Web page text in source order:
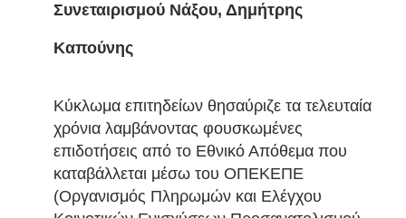
Συνεταιρισμού Νάξου, Δημήτρης
Καπούνης
Kύκλωμα επιτηδείων θησαύριζε τα τελευταία
χρόνια λαμβάνοντας φουσκωμένες
επιδοτήσεις από το Εθνικό Απόθεμα που
καταβάλλεται μέσω του ΟΠΕΚΕΠΕ
(Οργανισμός Πληρωμών και Ελέγχου